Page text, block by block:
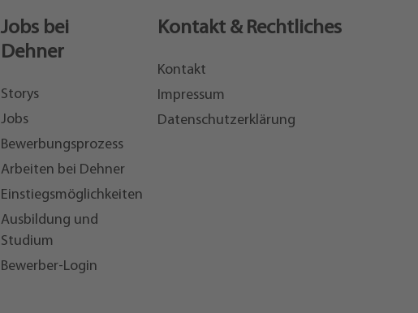
Jobs bei
Dehner
Storys
Jobs
Bewerbungsprozess
Arbeiten bei Dehner
Einstiegsmöglichkeiten
Ausbildung und
Studium
Bewerber-Login
Kontakt & Rechtliches
Kontakt
Impressum
Datenschutzerklärung